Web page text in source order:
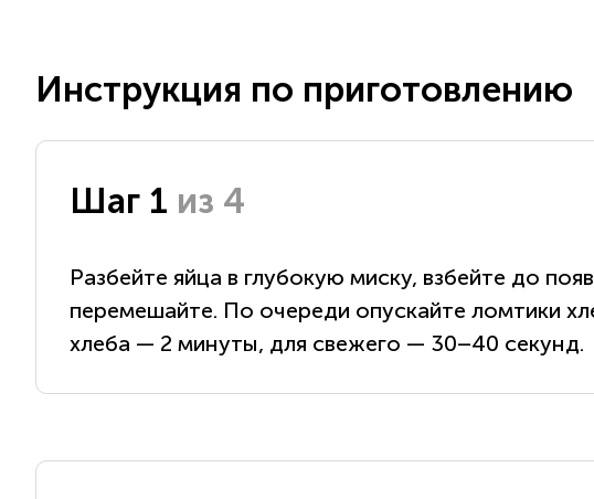
Инструкция по приготовлению
Шаг 1 из 4
Разбейте яйца в глубокую миску, взбейте до
перемешайте. По очереди опускайте ломтики
хлеба — 2 минуты, для свежего — 30–40 секунд.